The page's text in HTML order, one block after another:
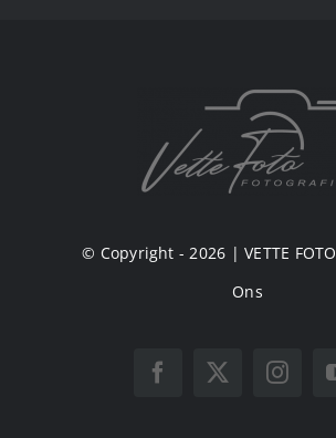
© Copyright - 2026 |VETTE FOTO
Ons